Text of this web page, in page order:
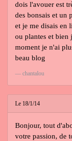
dois l'avouer est
des bonsais et un
et je me disais en
ou plantes et bien
moment je n'ai
beau blog
chantalou
Le 18/1/14
Bonjour, tout
votre passion, de